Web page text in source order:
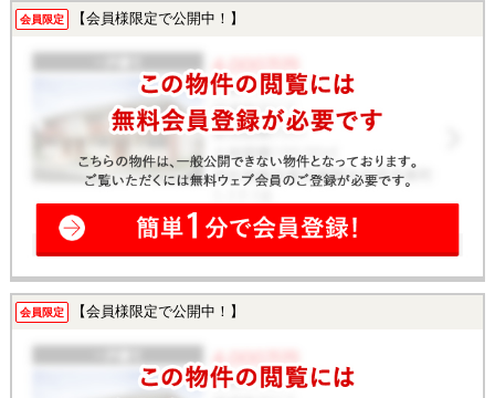
会員限定 【会員様限定で公開中！】
会員限定 【会員様限定で公開中！】